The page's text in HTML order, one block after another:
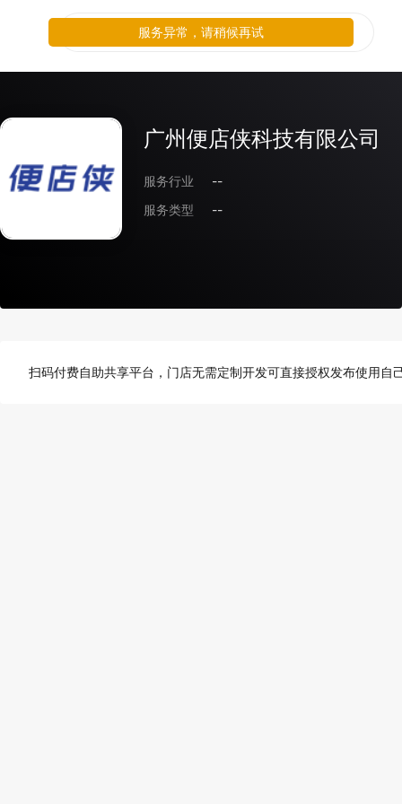
广州便店侠科技有限公司
服务行业
--
服务类型
--
扫码付费自助共享平台，门店无需定制开发可直接授权发布使用自
服务异常，请稍候再试